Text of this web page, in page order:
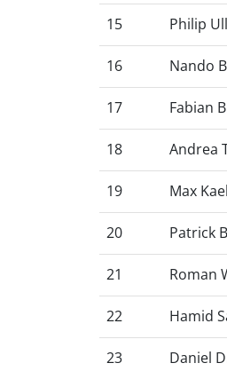
15 Philip
16 Nando
17 Fabian
18 Andrea
19 Max
20 Patrick
21 Roman
22 Hamid
23 Daniel